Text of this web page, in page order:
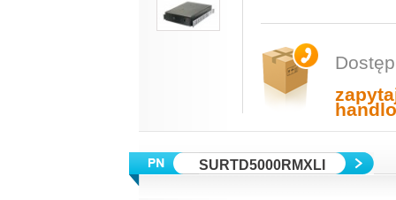
SURTD5000RMXLI